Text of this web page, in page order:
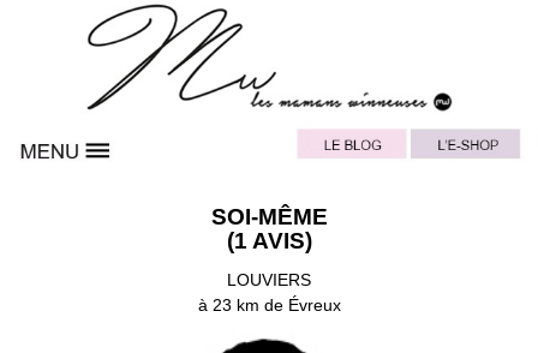
SOI-MÊME
(1 AVIS)
LOUVIERS
à 23 km de Évreux